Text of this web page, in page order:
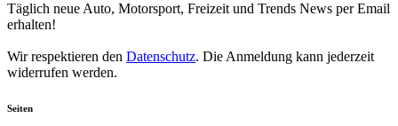
Täglich neue Auto, Motorsport, Freizeit und Trends News per Email
erhalten!
Wir respektieren den Datenschutz. Die Anmeldung kann jederzeit
widerrufen werden.
Seiten